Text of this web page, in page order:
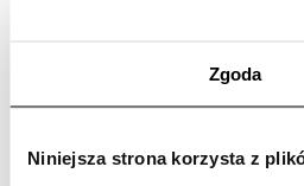
Zgoda
Niniejsza strona korzysta z